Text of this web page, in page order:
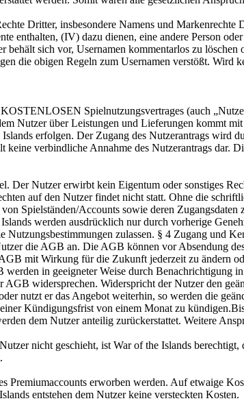
Dritter, insbesondere Namens und
enthalten, (IV) dazu dienen, eine andere Person
sich vor, Usernamen kommentarlos zu löschen
die obigen Regeln zum Usernamen verstößt. Wird
Spielnutzungsvertrages (auch
Nutzer über Leistungen und Lieferungen kommt
erfolgen. Der Zugang des Nutzerantrags wird
verbindliche Annahme des Nutzerantrags dar.
Nutzer erwirbt kein Eigentum oder sonstiges
auf den Nutzer findet nicht statt. Ohne die
Spielständen/Accounts sowie deren Zugangsdaten
werden ausdrücklich nur durch vorherige
Nutzungsbestimmungen zulassen. § 4 Zugang und
die AGB an. Die AGB können vor Absendung
mit Wirkung für die Zukunft jederzeit zu ändern
in geeigneter Weise durch Benachrichtigung
widersprechen. Widerspricht der Nutzer den
nutzt er das Angebot weiterhin, so werden die
Kündigungsfrist von einem Monat zu
dem Nutzer anteilig zurückerstattet. Weitere
nicht geschieht, ist War of the Islands
Premiumaccounts erworben werden. Auf etwaige
entstehen dem Nutzer keine versteckten Kosten.